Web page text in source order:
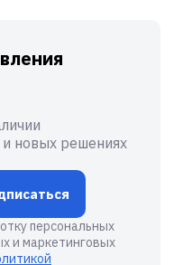
и новых решениях
персональных
и маркетинговых